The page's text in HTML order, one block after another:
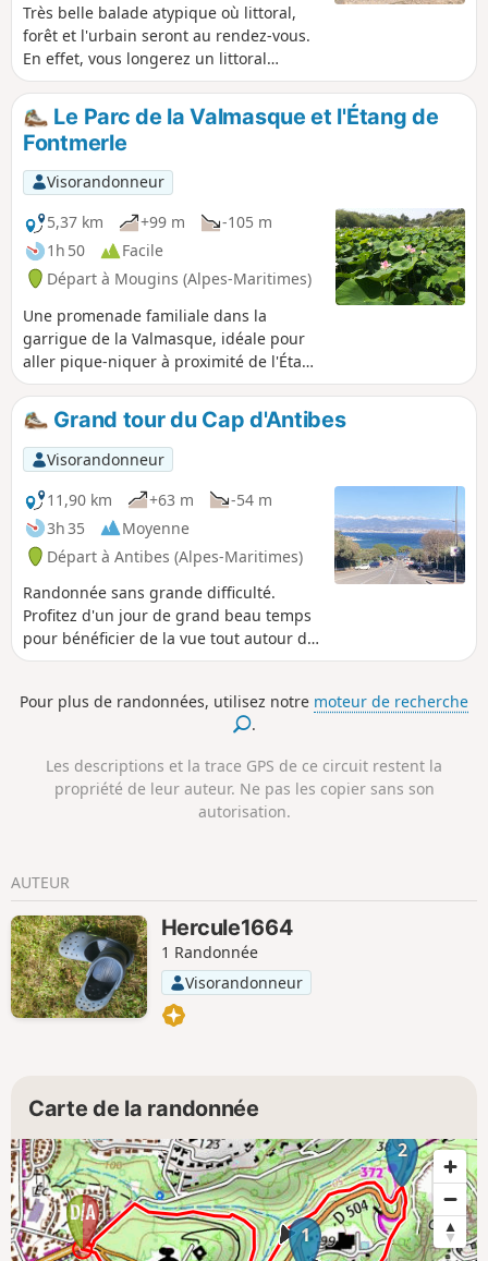
Très belle balade atypique où littoral,
forêt et l'urbain seront au rendez-vous.
En effet, vous longerez un littoral
parfois méconnu, et traverserez une
zone boisée à la périphérie de la ville,
ainsi que le vieil Antibes dont le charme
de ses ruelles oubliées vous ravira. De
plus, le sommet du phare de la Garoupe
offre un panorama remarquable sur la
ville d’Antibes et sur Juan-les-Pins.
Le Parc de la Valmasque et l'Étang de
Fontmerle
Visorandonneur
5,37 km
+99 m
-105 m
1h 50
Facile
Départ à Mougins (Alpes-Maritimes)
Une promenade familiale dans la
garrigue de la Valmasque, idéale pour
aller pique-niquer à proximité de l'Étang
de Fontmerle. Ce dernier est recouvert
de lotus dont la floraison s'étend de
juillet à mi-septembre.
Grand tour du Cap d'Antibes
Visorandonneur
11,90 km
+63 m
-54 m
3h 35
Moyenne
Départ à Antibes (Alpes-Maritimes)
Randonnée sans grande difficulté.
Profitez d'un jour de grand beau temps
pour bénéficier de la vue tout autour du
cap et parfois sur les montagnes.
Pour plus de randonnées, utilisez notre moteur de recherche
.
Les descriptions et la trace GPS de ce circuit restent la
propriété de leur auteur. Ne pas les copier sans son
autorisation.
AUTEUR
Hercule1664
1 Randonnée
Visorandonneur
Carte de la randonnée
1
2